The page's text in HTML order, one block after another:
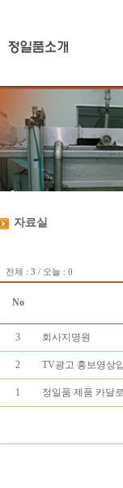
자료실
전체 : 3 / 오늘 : 0
No
3 회사지명원
2 TV광고 홍보영상
1 정일품 제품 카달